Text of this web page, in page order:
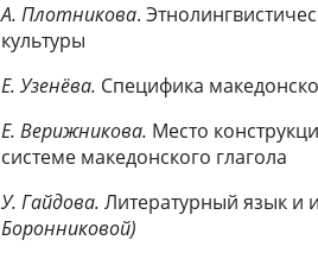
А. Плотникова.
культуры
Е. Узенёва. Специфика
Е. Верижникова. Место
системе македонского глагола
У. Гайдова. Литературный язык и
Боронниковой)